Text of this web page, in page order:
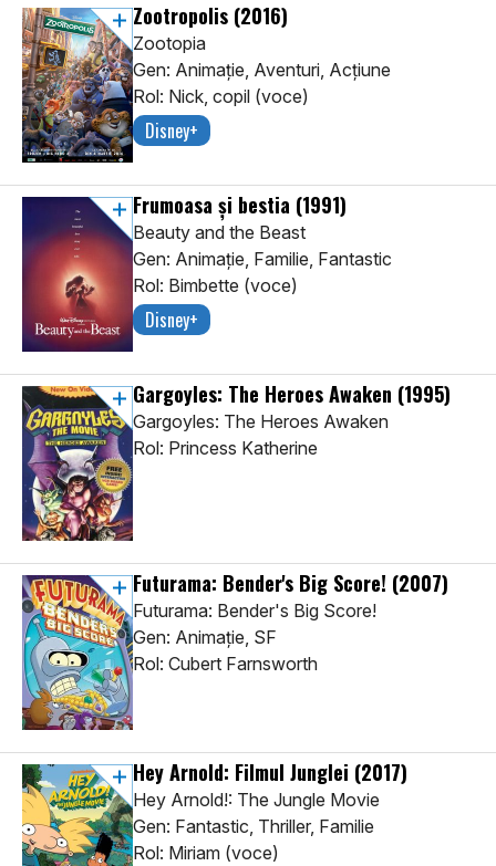
Zootropolis (2016)
Zootopia
Gen: Animaţie, Aventuri, Acţiune
Rol: Nick, copil (voce)
Disney+
Frumoasa și bestia (1991)
Beauty and the Beast
Gen: Animaţie, Familie, Fantastic
Rol: Bimbette (voce)
Disney+
Gargoyles: The Heroes Awaken (1995)
Gargoyles: The Heroes Awaken
Rol: Princess Katherine
Futurama: Bender's Big Score! (2007)
Futurama: Bender's Big Score!
Gen: Animaţie, SF
Rol: Cubert Farnsworth
Hey Arnold: Filmul Junglei (2017)
Hey Arnold!: The Jungle Movie
Gen: Fantastic, Thriller, Familie
Rol: Miriam (voce)